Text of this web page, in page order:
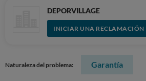
DEPORVILLAGE
INICIAR UNA RECLAMACIÓN
Naturaleza del problema: Garantía